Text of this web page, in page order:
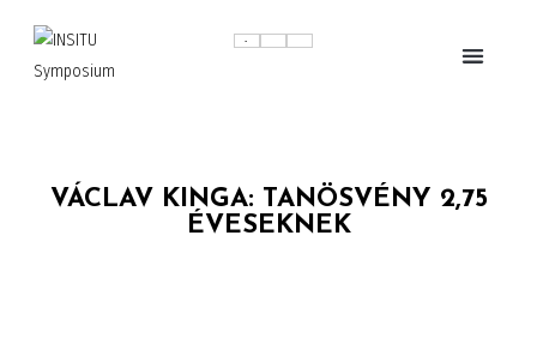
VÁCLAV KINGA: TANÖSVÉNY 2,75
ÉVESEKNEK